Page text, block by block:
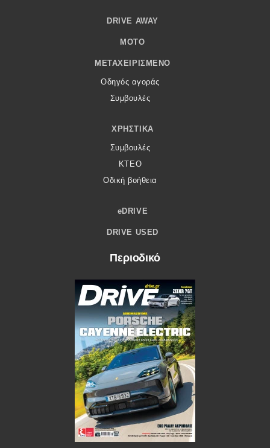
DRIVE AWAY
MOTO
ΜΕΤΑΧΕΙΡΙΣΜΈΝΟ
Οδηγός αγοράς
Συμβουλές
ΧΡΗΣΤΙΚΆ
Συμβουλές
ΚΤΕΟ
Οδική βοήθεια
eDRIVE
DRIVE USED
Περιοδικό